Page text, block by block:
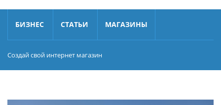
БИЗНЕС СТАТЬИ МАГАЗИНЫ
Создай свой интернет магазин